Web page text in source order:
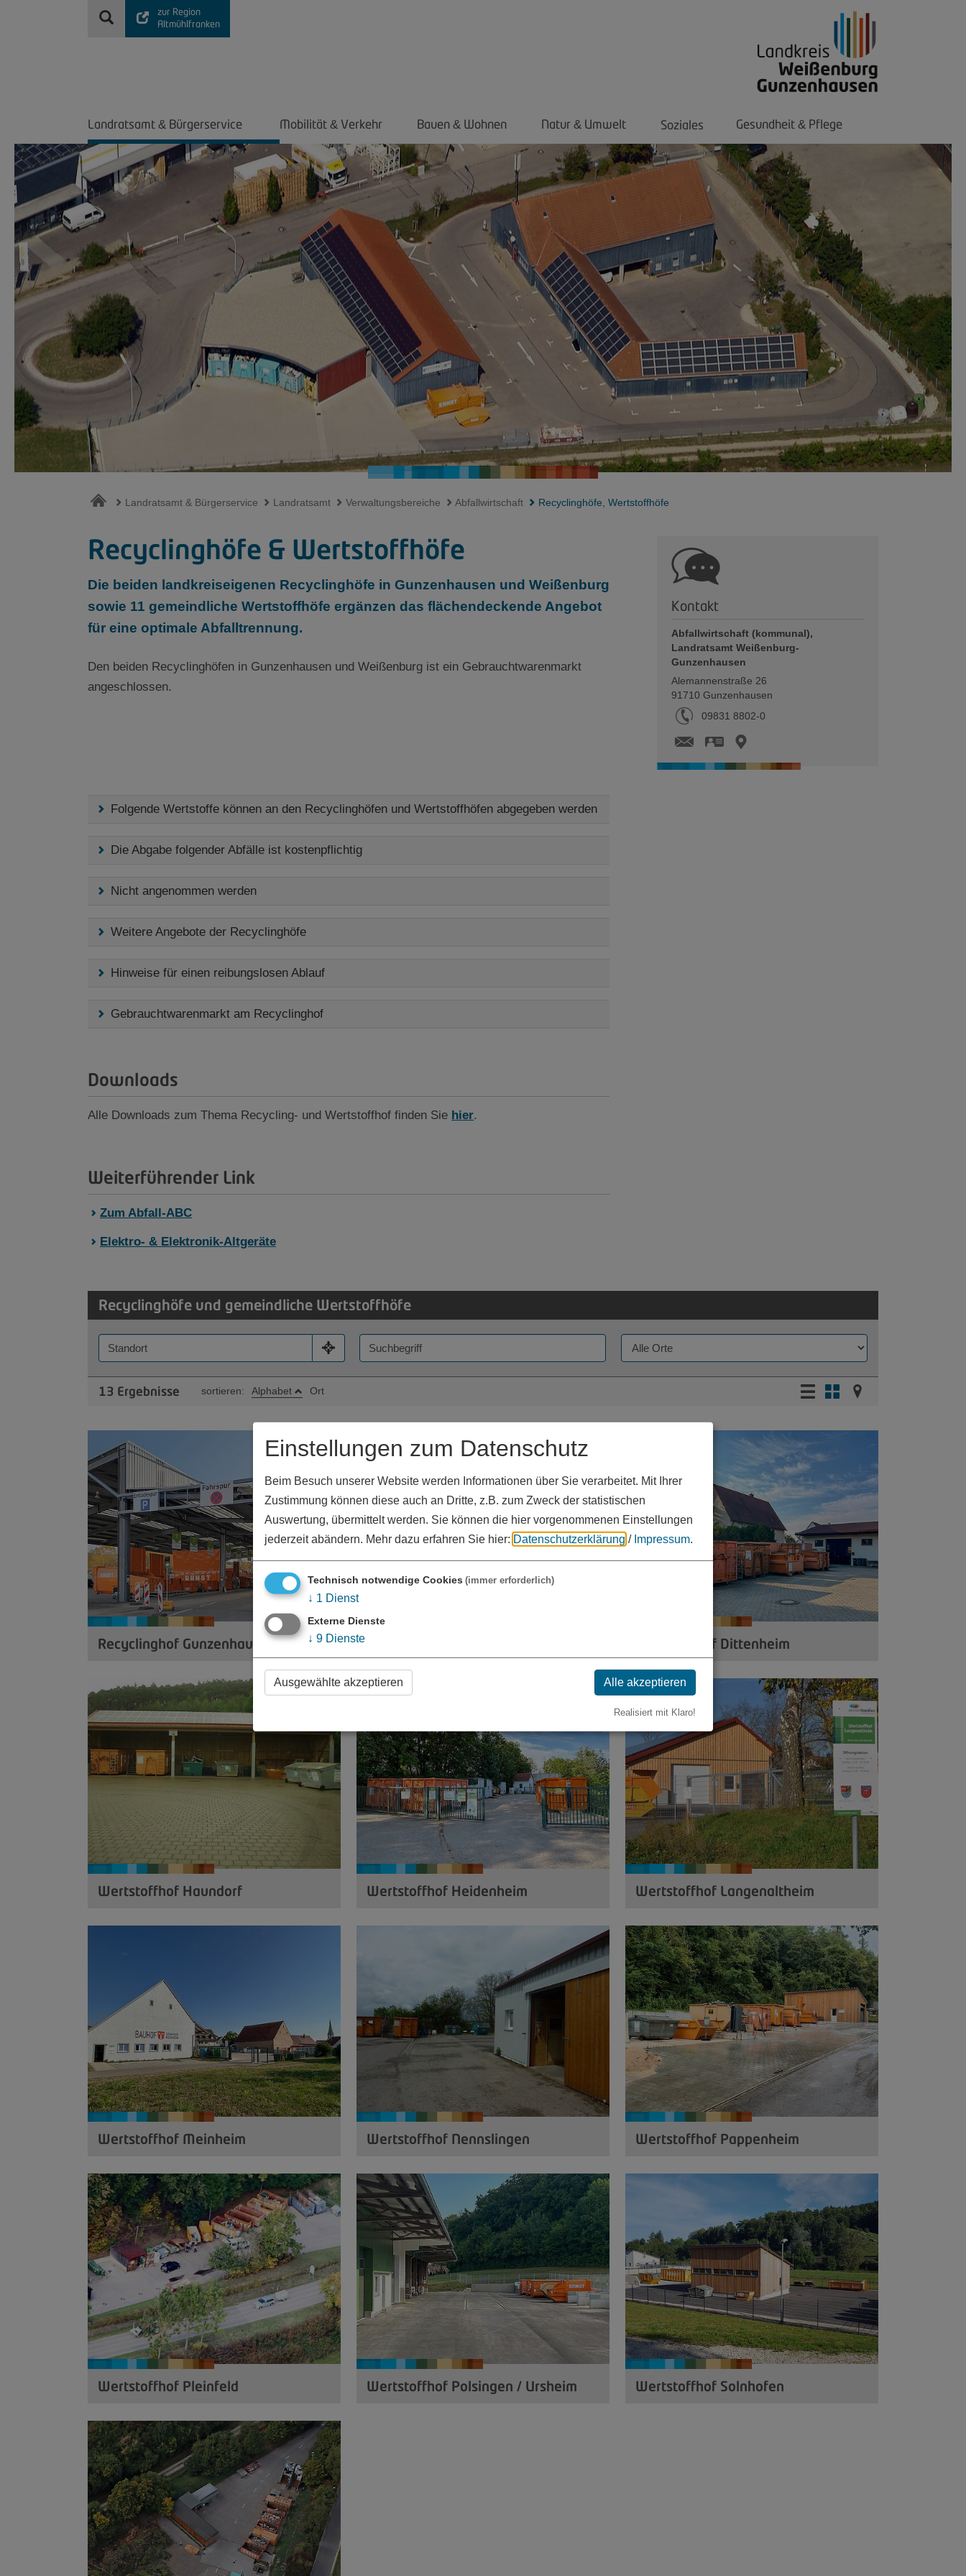
zur Region
Altmühlfranken
Landratsamt & Bürgerservice Mobilität & Verkehr Bauen & Wohnen Natur & Umwelt Soziales Gesundheit & Pflege
Landratsamt & Bürgerservice Landratsamt Verwaltungsbereiche Abfallwirtschaft Recyclinghöfe, Wertstoffhöfe
Kontakt
Abfallwirtschaft (kommunal),
Landratsamt Weißenburg-
Gunzenhausen
Alemannenstraße 26
91710 Gunzenhausen
Tel.:
09831 8802-0
vCard
Recyclinghöfe & Wertstoffhöfe
Die beiden landkreiseigenen Recyclinghöfe in Gunzenhausen und Weißenburg
sowie 11 gemeindliche Wertstoffhöfe ergänzen das flächendeckende Angebot
für eine optimale Abfalltrennung.
Den beiden Recyclinghöfen in Gunzenhausen und Weißenburg ist ein Gebrauchtwarenmarkt
angeschlossen.
Folgende Wertstoffe können an den Recyclinghöfen und Wertstoffhöfen abgegeben werden
Die Abgabe folgender Abfälle ist kostenpflichtig
Nicht angenommen werden
Weitere Angebote der Recyclinghöfe
Hinweise für einen reibungslosen Ablauf
Gebrauchtwarenmarkt am Recyclinghof
Downloads
Alle Downloads zum Thema Recycling- und Wertstoffhof finden Sie hier.
Weiterführender Link
Zum Abfall-ABC
Elektro- & Elektronik-Altgeräte
Recyclinghöfe und gemeindliche Wertstoffhöfe
13 Ergebnisse sortieren: Alphabet Ort
Recyclinghof Gunzenhausen Wertstoffhof Dittenheim
Wertstoffhof Haundorf Wertstoffhof Heidenheim Wertstoffhof Langenaltheim
Wertstoffhof Meinheim Wertstoffhof Nennslingen Wertstoffhof Pappenheim
Wertstoffhof Pleinfeld Wertstoffhof Polsingen / Ursheim Wertstoffhof Solnhofen
Einstellungen zum Datenschutz
Beim Besuch unserer Website werden Informationen über Sie verarbeitet. Mit Ihrer
Zustimmung können diese auch an Dritte, z.B. zum Zweck der statistischen
Auswertung, übermittelt werden. Sie können die hier vorgenommenen Einstellungen
jederzeit abändern. Mehr dazu erfahren Sie hier: Datenschutzerklärung / Impressum.
Technisch notwendige Cookies (immer erforderlich)
↓ 1 Dienst
Externe Dienste
↓ 9 Dienste
Ausgewählte akzeptieren Alle akzeptieren
Realisiert mit Klaro!